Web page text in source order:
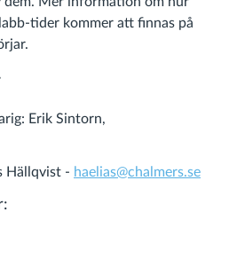
tider kommer att finnas på
Erik Sintorn,
Hällqvist - haelias@chalmers.se